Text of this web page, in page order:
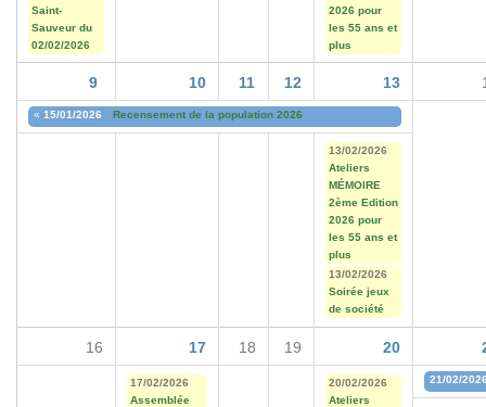
Saint-
Sauveur du
02/02/2026
2026 pour
les 55 ans et
plus
9 10 11 12 13
« 15/01/2026 Recensement de la population 2026
13/02/2026
Ateliers
MÉMOIRE
2ème Edition
2026 pour
les 55 ans et
plus
13/02/2026
Soirée jeux
de société
16 17 18 19 20
17/02/2026
Assemblée
20/02/2026
Ateliers
21/02/